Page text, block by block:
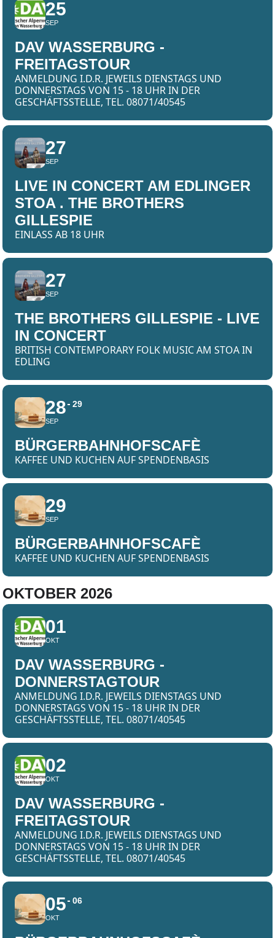
25
SEP
DAV WASSERBURG -
FREITAGSTOUR
ANMELDUNG I.D.R. JEWEILS DIENSTAGS UND
DONNERSTAGS VON 15 - 18 UHR IN DER
GESCHÄFTSSTELLE, TEL. 08071/40545
27
SEP
LIVE IN CONCERT AM EDLINGER
STOA . THE BROTHERS
GILLESPIE
EINLASS AB 18 UHR
27
SEP
THE BROTHERS GILLESPIE - LIVE
IN CONCERT
BRITISH CONTEMPORARY FOLK MUSIC AM STOA IN
EDLING
28
SEP
29
BÜRGERBAHNHOFSCAFÈ
KAFFEE UND KUCHEN AUF SPENDENBASIS
29
SEP
BÜRGERBAHNHOFSCAFÈ
KAFFEE UND KUCHEN AUF SPENDENBASIS
OKTOBER 2026
01
OKT
DAV WASSERBURG -
DONNERSTAGTOUR
ANMELDUNG I.D.R. JEWEILS DIENSTAGS UND
DONNERSTAGS VON 15 - 18 UHR IN DER
GESCHÄFTSSTELLE, TEL. 08071/40545
02
OKT
DAV WASSERBURG -
FREITAGSTOUR
ANMELDUNG I.D.R. JEWEILS DIENSTAGS UND
DONNERSTAGS VON 15 - 18 UHR IN DER
GESCHÄFTSSTELLE, TEL. 08071/40545
05
OKT
06